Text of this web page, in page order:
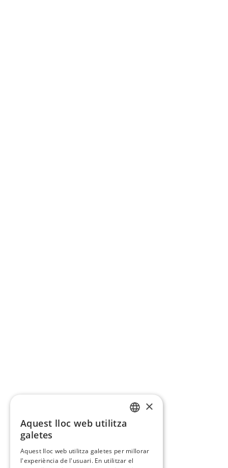
×
Aquest lloc web utilitza
galetes
Aquest lloc web utilitza galetes per millorar
l'experiència de l'usuari. En utilitzar el